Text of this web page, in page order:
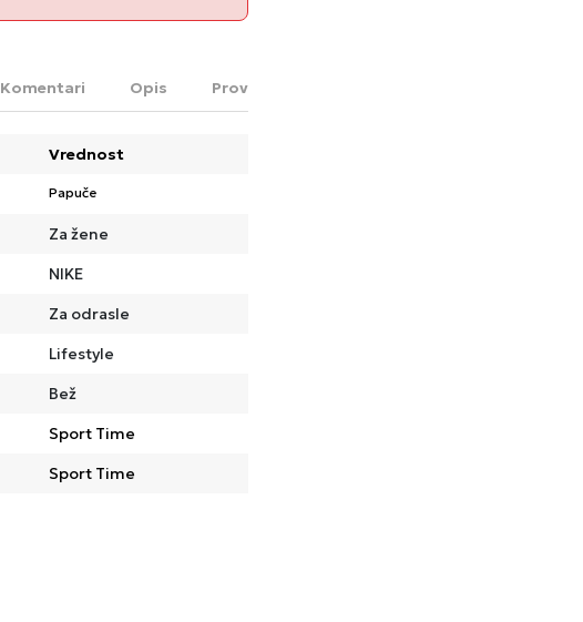
Komentari Opis Proveri dostupnost u radnjama
Vrednost
Papuče
Za žene
NIKE
Za odrasle
Lifestyle
Bež
Sport Time
Sport Time